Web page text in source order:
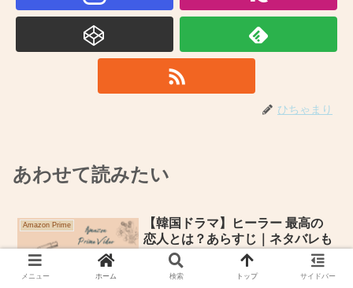
ひちゃまり
あわせて読みたい
Amazon Prime
【韓国ドラマ】ヒーラー 最高の
恋人とは？あらすじ｜ネタバレも
メニュー ホーム 検索 トップ サイドバー